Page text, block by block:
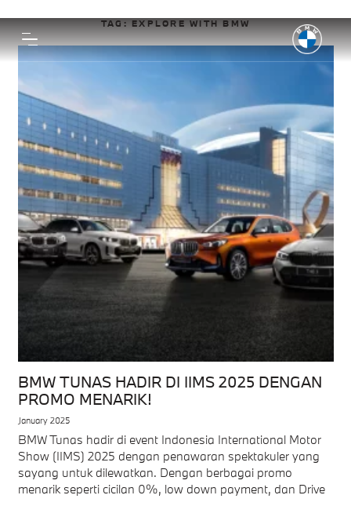
TAG:EXPLORE WITH BMW
BMW TUNAS HADIR DI IIMS 2025 DENGAN
PROMO MENARIK!
January 2025
BMW Tunas hadir di event Indonesia International Motor
Show (IIMS) 2025 dengan penawaran spektakuler yang
sayang untuk dilewatkan. Dengan berbagai promo
menarik seperti cicilan 0%, low down payment, dan Drive